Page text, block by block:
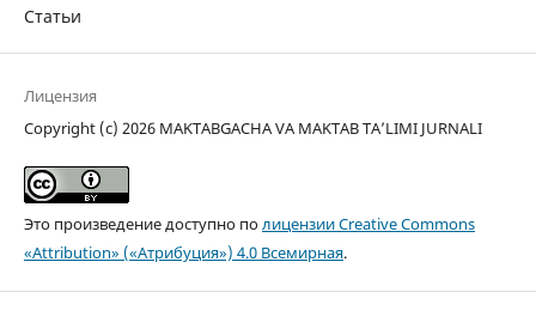
Статьи
Лицензия
Copyright (c) 2026 MAKTABGACHA VA MAKTAB TA’LIMI JURNALI
Это произведение доступно полицензии Creative Commons
«Attribution» («Атрибуция») 4.0 Всемирная.